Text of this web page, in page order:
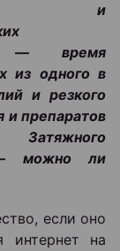
и
— время
из одного в
и резкого
и препаратов
Затяжного
— можно ли
если оно
интернет на